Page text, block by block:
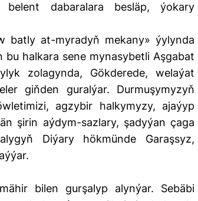
dabaralara besläp, ýokary
batly at-myradyň mekany» ýylynda
halkara sene mynasybetli Aşgabat
zolagynda, Gökderede, welaýat
giňden guralýar. Durmuşymyzyň
agzybir halkymyzy, ajaýyp
şirin aýdym-sazlary, şadyýan çaga
Diýary hökmünde Garaşsyz,
bilen gurşalyp alynýar. Sebäbi